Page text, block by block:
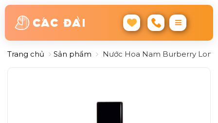
Trang chủ Sản phẩm Nước Hoa Nam Burberry